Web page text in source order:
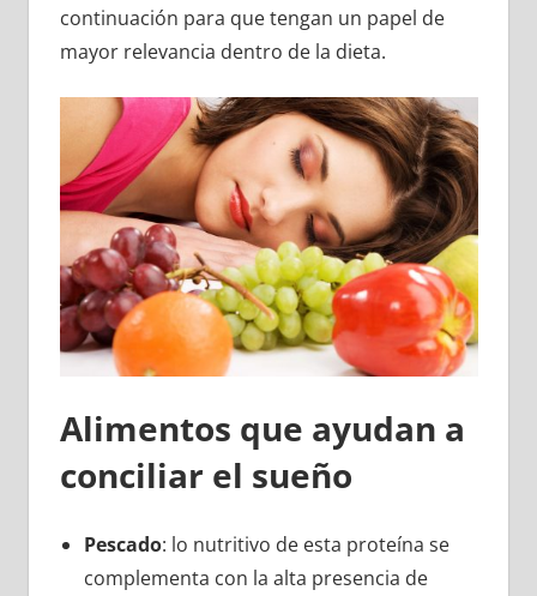
continuación para que tengan un papel de
mayor relevancia dentro de la dieta.
Alimentos que ayudan a
conciliar el sueño
Pescado: lo nutritivo de esta proteína se
complementa con la alta presencia de